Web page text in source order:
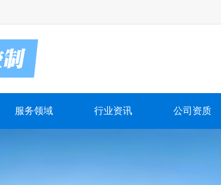
服务领域 行业资讯 公司资质